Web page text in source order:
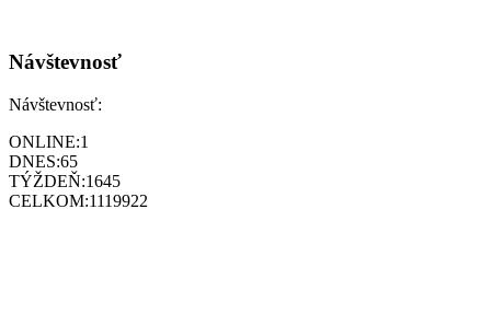
Návštevnosť
Návštevnosť:
ONLINE:1
DNES:65
TÝŽDEŇ:1645
CELKOM:1119922